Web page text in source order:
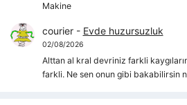
Makine
courier- Evde huzursuzluk
02/08/2026
Alttan al kral devriniz farkli
farkli. Ne sen onun gibi bakabilirsin